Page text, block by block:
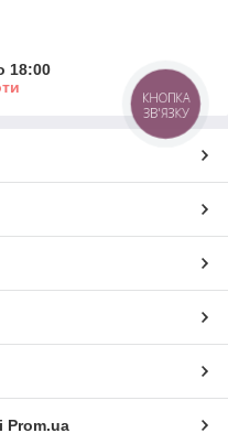
18:00
Prom.ua
КНОПКА
ЗВ'ЯЗКУ